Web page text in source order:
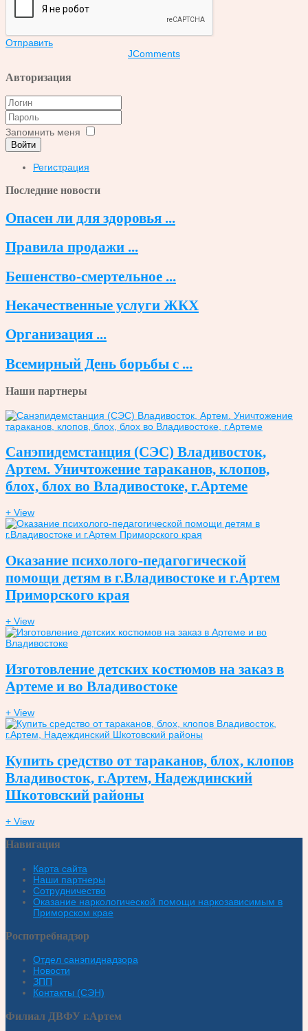
Отправить
JComments
Авторизация
Запомнить меня
Войти
Регистрация
Последние новости
Опасен ли для здоровья ...
Правила продажи ...
Бешенство-смертельное ...
Некачественные услуги ЖКХ
Организация ...
Всемирный День борьбы с ...
Наши партнеры
Санэпидемстанция (СЭС) Владивосток,
Артем. Уничтожение тараканов, клопов,
блох, блох во Владивостоке, г.Артеме
+ View
Оказание психолого-педагогической
помощи детям в г.Владивостоке и г.Артем
Приморского края
+ View
Изготовление детских костюмов на заказ в
Артеме и во Владивостоке
+ View
Купить средство от тараканов, блох, клопов
Владивосток, г.Артем, Надеждинский
Шкотовский районы
+ View
Навигация
Карта сайта
Наши партнеры
Сотрудничество
Оказание наркологической помощи наркозависимым в
Приморском крае
Роспотребнадзор
Отдел санэпиднадзора
Новости
ЗПП
Контакты (СЭН)
Филиал ДВФУ г.Артем